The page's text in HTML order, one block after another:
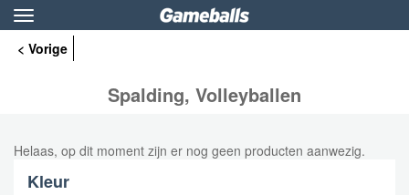
Toggle
navigation
< Vorige
Spalding, Volleyballen
Helaas, op dit moment zijn er nog geen producten aanwezig.
Kleur